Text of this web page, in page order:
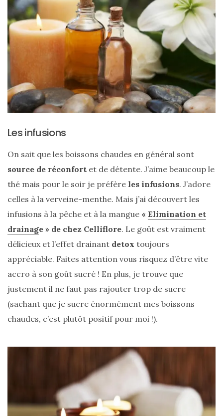
7
alternatives
éco-
responsables
au
Comparatif :
sacs
Monceau
et
Ateliers
02/05/2026
Les infusions
On sait que les boissons chaudes en général sont
source de réconfort et de détente. J’aime beaucoup le
thé mais pour le soir je préfère les infusions. J’adore
celles à la verveine-menthe. Mais j’ai découvert les
infusions à la pêche et à la mangue « Elimination et
drainage » de chez Celliflore. Le goût est vraiment
délicieux et l’effet drainant detox toujours
appréciable. Faites attention vous risquez d’être vite
accro à son goût sucré ! En plus, je trouve que
justement il ne faut pas rajouter trop de sucre
(sachant que je sucre énormément mes boissons
chaudes, c’est plutôt positif pour moi !).